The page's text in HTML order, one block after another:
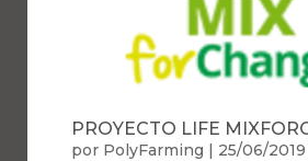
PROYECTO LIFE
por PolyFarming | 25/06/2019